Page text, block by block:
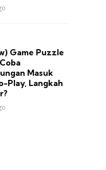
Game Puzzle
Masuk
Play, Langkah